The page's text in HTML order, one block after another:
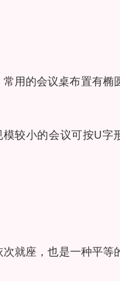
用的会议桌布置有椭
较小的会议可按U字
就座，也是一种平等